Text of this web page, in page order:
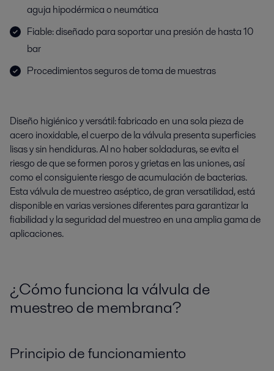
aguja hipodérmica o neumática
Fiable: diseñado para soportar una presión de hasta 10
bar
Procedimientos seguros de toma de muestras
Diseño higiénico y versátil: fabricado en una sola pieza de
acero inoxidable, el cuerpo de la válvula presenta superficies
lisas y sin hendiduras. Al no haber soldaduras, se evita el
riesgo de que se formen poros y grietas en las uniones, así
como el consiguiente riesgo de acumulación de bacterias.
Esta válvula de muestreo aséptico, de gran versatilidad, está
disponible en varias versiones diferentes para garantizar la
fiabilidad y la seguridad del muestreo en una amplia gama de
aplicaciones.
¿Cómo funciona la válvula de
muestreo de membrana?
Principio de funcionamiento